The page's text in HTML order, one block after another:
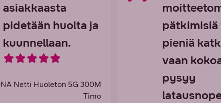
asiakkaasta
pidetään huolta ja
kuunnellaan.
Netti Huoleton 5G 300M
Timo
pätkimisiä
pieniä
vaan
pysyy